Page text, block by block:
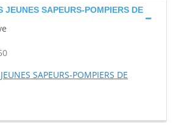
JEUNES SAPEURS-POMPIERS DE
SAPEURS-POMPIERS DE